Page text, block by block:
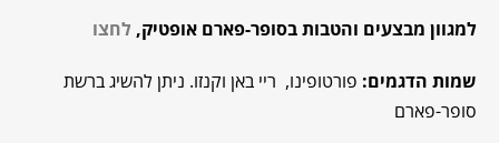
למגוון מבצעים והטבות בסופר-פארם אופטיק, לחצו
שמות הדגמים: פורטופינו, ריי באן וקנזו. ניתן להשיג ברשת
סופר-פארם